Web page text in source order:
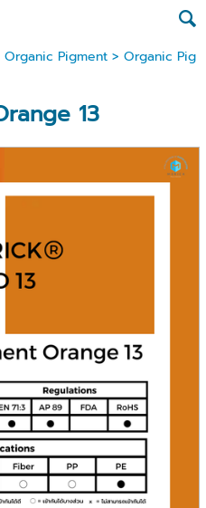
Organic Pigment> Organic Pig
13